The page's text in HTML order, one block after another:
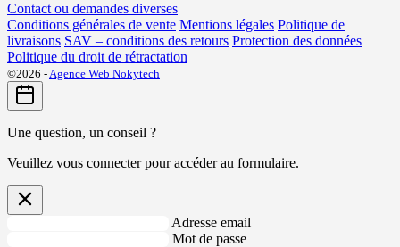
Contact ou demandes diverses
Conditions générales de vente Mentions légales Politique de
livraisons SAV – conditions des retours Protection des données
Politique du droit de rétractation
©2026 -Agence Web Nokytech
Une question, un conseil ?
Veuillez vous connecter pour accéder au formulaire.
Adresse email
Mot de passe